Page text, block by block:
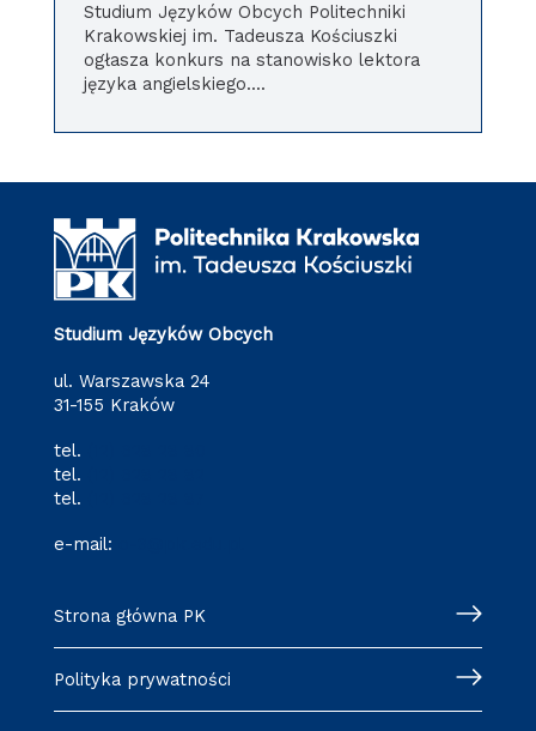
Studium Języków Obcych Politechniki
Krakowskiej im. Tadeusza Kościuszki
ogłasza konkurs na stanowisko lektora
języka angielskiego....
Studium Języków Obcych
ul. Warszawska 24
31-155 Kraków
tel.
tel.
tel.
e-mail:
Strona główna PK
Polityka prywatności